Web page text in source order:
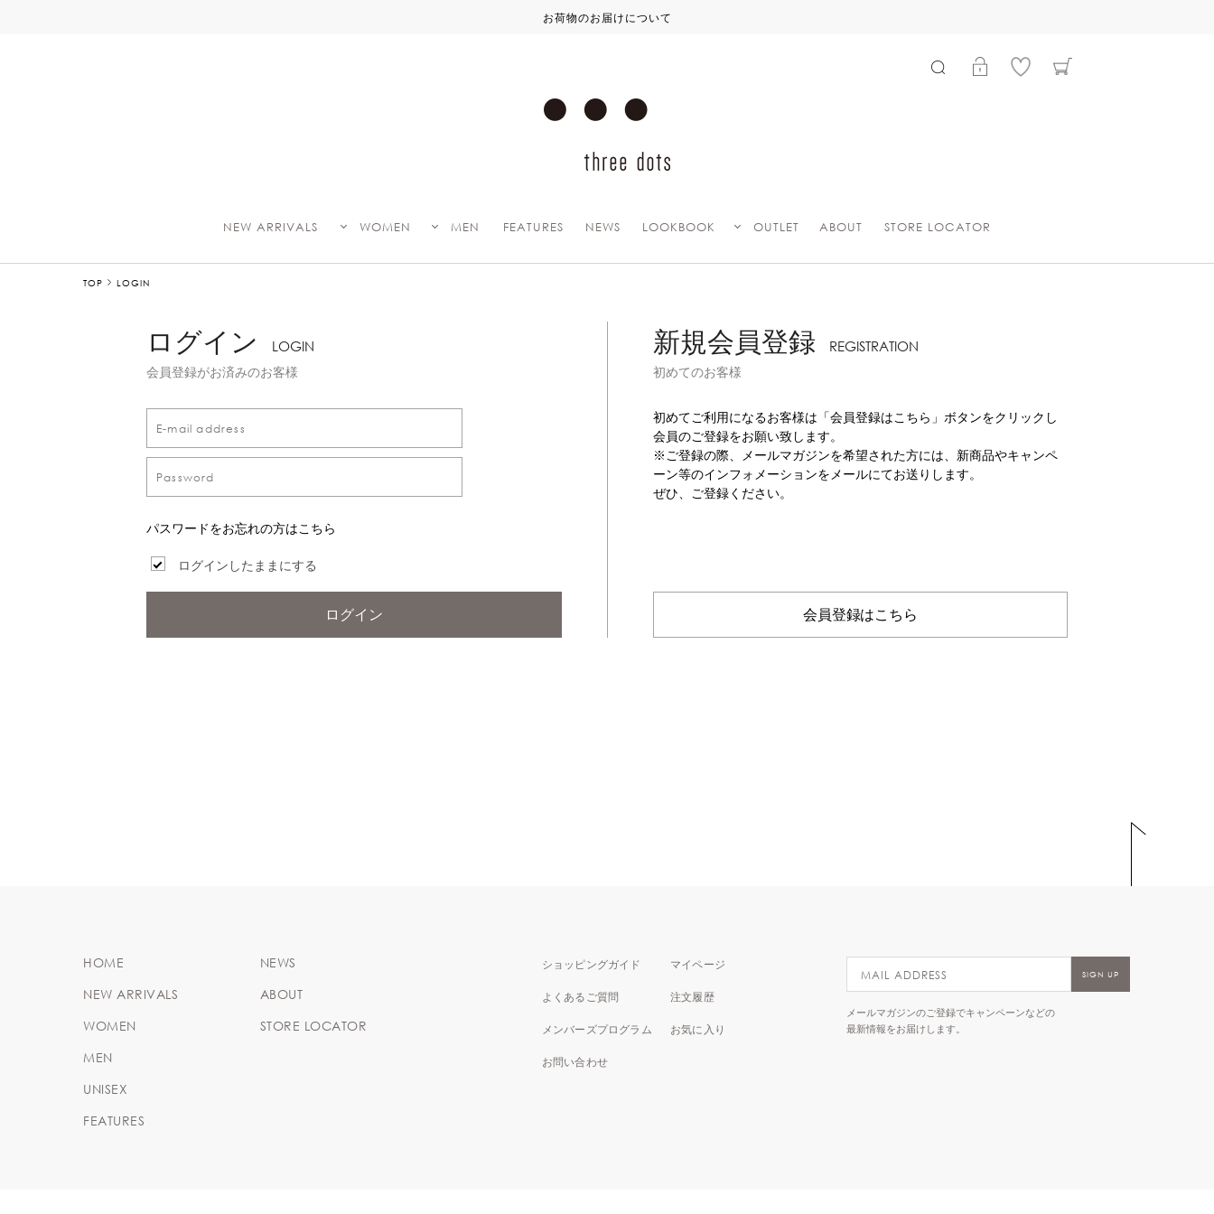
お荷物のお届けについて
NEW ARRIVALS WOMEN MEN FEATURES NEWS LOOKBOOK OUTLET ABOUT STORE LOCATOR
TOP LOGIN
ログイン LOGIN
会員登録がお済みのお客様
パスワードをお忘れの方はこちら
ログインしたままにする
ログイン
新規会員登録 REGISTRATION
初めてのお客様
初めてご利用になるお客様は「会員登録はこちら」ボタンをクリックし
会員のご登録をお願い致します。
※ご登録の際、メールマガジンを希望された方には、新商品やキャンペ
ーン等のインフォメーションをメールにてお送りします。
ぜひ、ご登録ください。
会員登録はこちら
HOME
NEW ARRIVALS
WOMEN
MEN
UNISEX
FEATURES
NEWS
ABOUT
STORE LOCATOR
ショッピングガイド
よくあるご質問
メンバーズプログラム
お問い合わせ
マイページ
注文履歴
お気に入り
メールマガジンのご登録でキャンペーンなどの
最新情報をお届けします。